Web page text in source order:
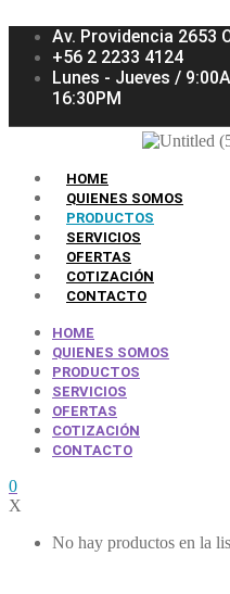
Av. Providencia 2653
+56 2 2233 4124
Lunes - Jueves /
16:30PM
HOME
QUIENES SOMOS
PRODUCTOS
SERVICIOS
OFERTAS
COTIZACIÓN
CONTACTO
HOME
QUIENES SOMOS
PRODUCTOS
SERVICIOS
OFERTAS
COTIZACIÓN
CONTACTO
0
X
No hay productos en la